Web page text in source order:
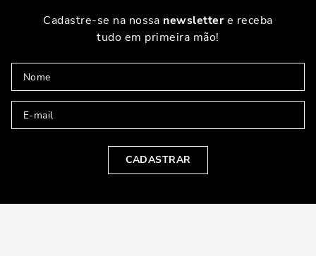
Cadastre-se na nossa newslettere receba
tudo em primeira mão!
CADASTRAR